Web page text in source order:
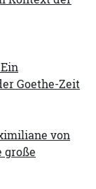
Goethe-Zeit
von
große